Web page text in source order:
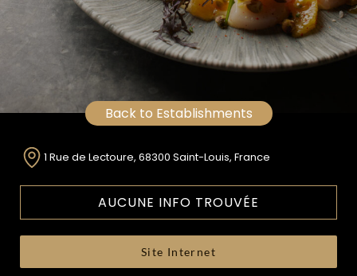
Back to Establishments
1 Rue de Lectoure, 68300 Saint-Louis, France
AUCUNE INFO TROUVÉE
Site Internet